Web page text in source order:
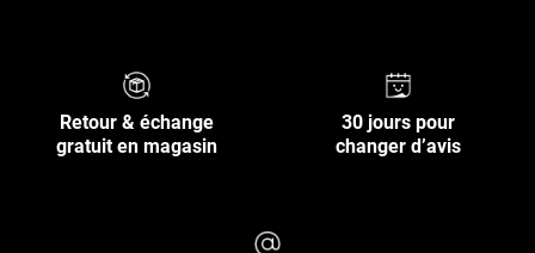
Retour & échange
gratuit en magasin
30 jours pour
changer d’avis